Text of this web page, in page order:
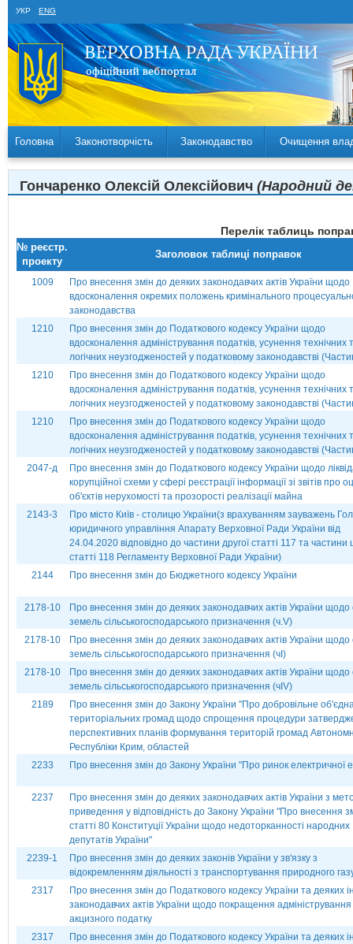
УКР ENG
Головна Законотворчість Законодавство Очищення
Гончаренко Олексій Олексійович (Народний
Перелік таблиць
№ реєстр.
проекту
Заголовок таблиці поправок
1009
Про внесення змін до деяких законодавчих актів України щодо
вдосконалення окремих положень кримінального
законодавства
1210
Про внесення змін до Податкового кодексу України щодо
вдосконалення адміністрування податків, усунення технічних
логічних неузгодженостей у податковому законодавстві
1210
Про внесення змін до Податкового кодексу України щодо
вдосконалення адміністрування податків, усунення технічних
логічних неузгодженостей у податковому законодавстві
1210
Про внесення змін до Податкового кодексу України щодо
вдосконалення адміністрування податків, усунення технічних
логічних неузгодженостей у податковому законодавстві
2047-д
Про внесення змін до Податкового кодексу України щодо
корупційної схеми у сфері реєстрації інформації зі звітів про
об'єктів нерухомості та прозорості реалізації майна
2143-3
Про місто Київ - столицю України(з врахуванням зауважень
юридичного управління Апарату Верховної Ради України від
24.04.2020 відповідно до частини другої статті 117 та частини
статті 118 Регламенту Верховної Ради України)
2144
Про внесення змін до Бюджетного кодексу України
2178-10
Про внесення змін до деяких законодавчих актів України щодо
земель сільськогосподарського призначення (ч.V)
2178-10
Про внесення змін до деяких законодавчих актів України щодо
земель сільськогосподарського призначення (чІ)
2178-10
Про внесення змін до деяких законодавчих актів України щодо
земель сільськогосподарського призначення (чІV)
2189
Про внесення змін до Закону України ''Про добровільне
територіальних громад щодо спрощення процедури
перспективних планів формування територій громад
Республіки Крим, областей
2233
Про внесення змін до Закону України "Про ринок електричної
2237
Про внесення змін до деяких законодавчих актів України з
приведення у відповідність до Закону України "Про внесення
статті 80 Конституції України щодо недоторканності народних
депутатів України"
2239-1
Про внесення змін до деяких законів України у зв'язку з
відокремленням діяльності з транспортування природного
2317
Про внесення змін до Податкового кодексу України та деяких
законодавчих актів України щодо покращення адміністрування
акцизного податку
2317
Про внесення змін до Податкового кодексу України та деяких